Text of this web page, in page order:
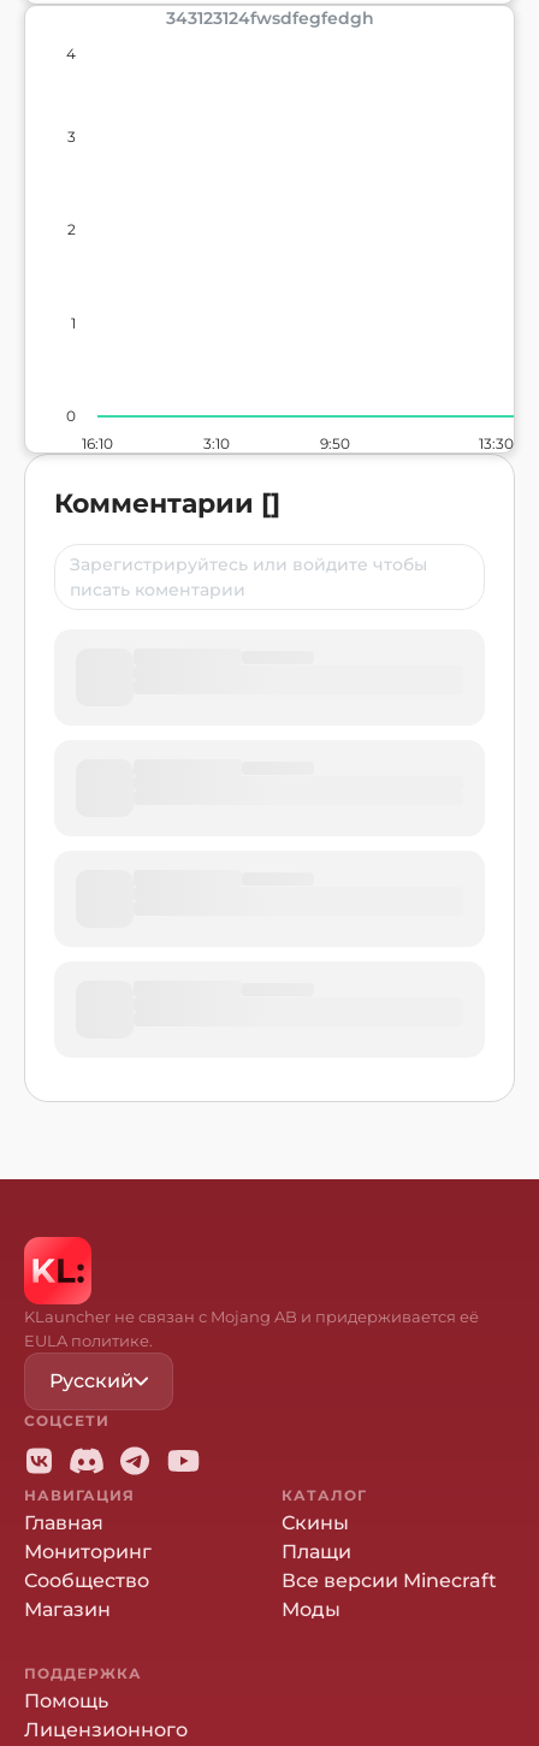
343123124fwsdfegfedgh
16:10 3:10 9:50 13:30
0
1
2
3
4
Комментарии []
KLauncher не связан с Mojang AB и придерживается её
EULA политике.
Русский
СОЦСЕТИ
НАВИГАЦИЯ
Главная
Мониторинг
Сообщество
Магазин
КАТАЛОГ
Скины
Плащи
Все версии Minecraft
Моды
ПОДДЕРЖКА
Помощь
Лицензионного